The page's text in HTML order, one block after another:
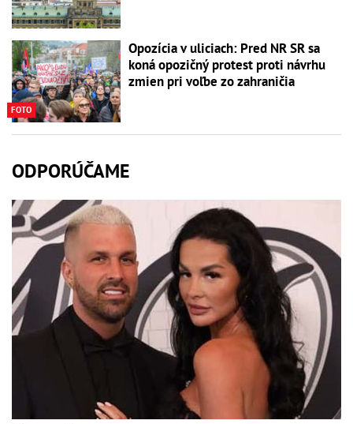
FOTO
Opozícia v uliciach: Pred NR SR sa
koná opozičný protest proti návrhu
zmien pri voľbe zo zahraničia
ODPORÚČAME